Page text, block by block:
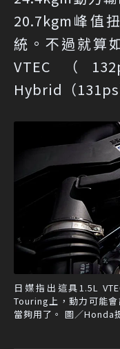
20.7kgm峰值
統。不過就算
VTEC（
Hybrid（131ps
日媒指出這具1.5L
Touring上，動力可能
當夠用了。 圖／Honda